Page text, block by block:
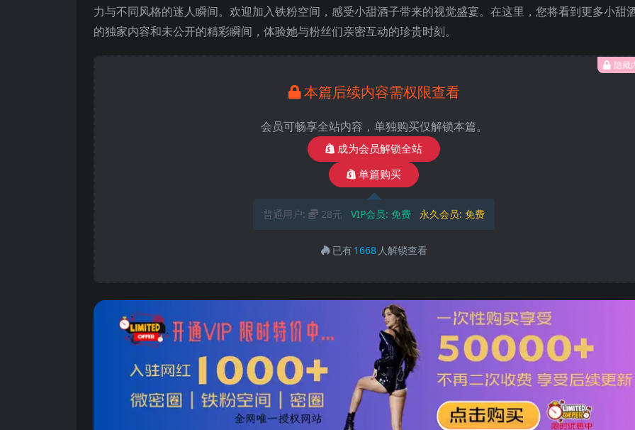
力与不同风格的迷人瞬间。欢迎加入铁粉空间，感受小甜酒子带来的视觉盛宴。在这里，您将看到更多小甜
的独家内容和未公开的精彩瞬间，体验她与粉丝们亲密互动的珍贵时刻。
隐藏
本篇后续内容需权限查看
会员可畅享全站内容，单独购买仅解锁本篇。
成为会员解锁全站
单篇购买
普通用户: 28元 VIP会员: 免费 永久会员:免费
已有1668 人解锁查看